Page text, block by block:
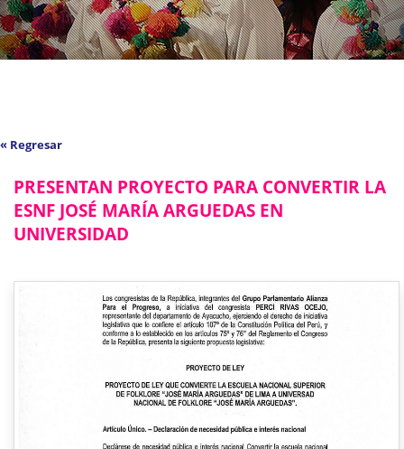
« Regresar
PRESENTAN PROYECTO PARA CONVERTIR LA
ESNF JOSÉ MARÍA ARGUEDAS EN
UNIVERSIDAD